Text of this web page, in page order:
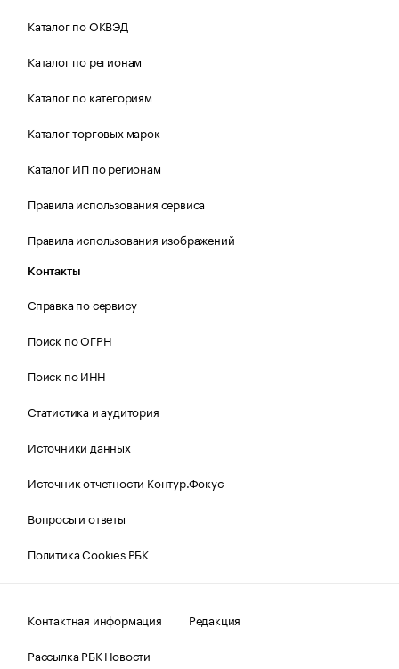
Каталог по ОКВЭД
Каталог по регионам
Каталог по категориям
Каталог торговых марок
Каталог ИП по регионам
Правила использования сервиса
Правила использования изображений
Контакты
Справка по сервису
Поиск по ОГРН
Поиск по ИНН
Статистика и аудитория
Источники данных
Источник отчетности Контур.Фокус
Вопросы и ответы
Политика Cookies РБК
Контактная информация
Редакция
Рассылка РБК Новости